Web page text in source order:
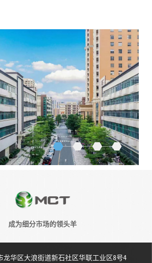
成为细分市场的领头羊
龙华区大浪街道新石社区华联工业区8号4